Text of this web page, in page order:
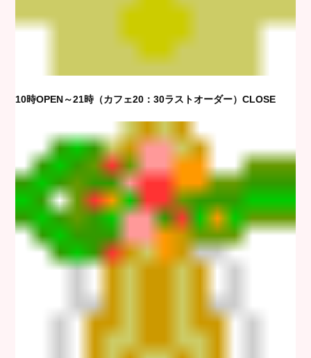
10時OPEN～21時（カフェ20：30ラストオーダー）CLOSE